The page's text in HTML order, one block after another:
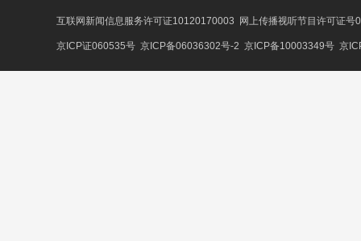
互联网新闻信息服务许可证10120170003 网上传播视听节目许可证
京ICP证060535号 京ICP备06036302号-2 京ICP备10003349号 京